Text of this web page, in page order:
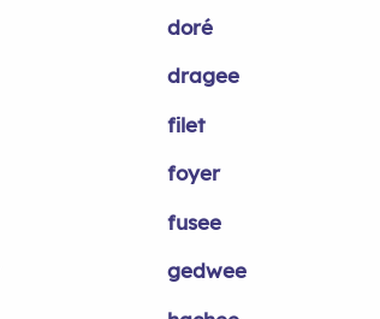
doré
dragee
filet
foyer
fusee
gedwee